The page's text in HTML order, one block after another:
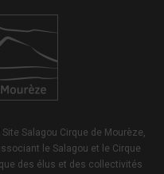
Salagou Cirque de Mourèze,
le Salagou et le Cirque
des élus et des collectivités